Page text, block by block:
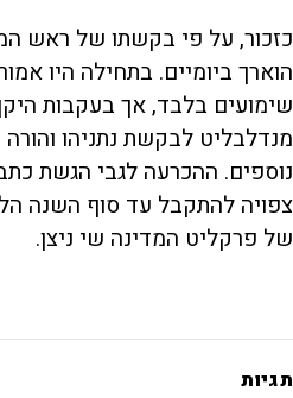
כזכור, על פי בקשתו של ראש
הוארך ביומיים. בתחילה היו
שימועים בלבד, אך בעקבות
מנדלבליט לבקשת נתניהו
נוספים. ההכרעה לגבי הגשת
צפויה להתקבל עד סוף השנה
של פרקליט המדינה שי ניצן.
תגיות